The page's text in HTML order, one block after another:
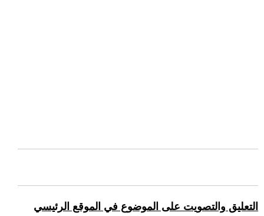
التعليق والتصويت على الموضوع في الموقع الرئيسي